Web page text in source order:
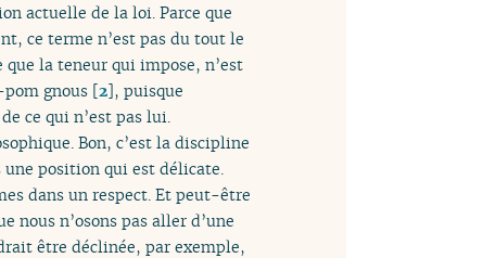
actuelle de la loi. Parce que
ce terme n’est pas du tout le
la teneur qui impose, n’est
gnous [2], puisque
ce qui n’est pas lui.
Bon, c’est la discipline
une position qui est délicate.
dans un respect. Et peut-être
n’osons pas aller d’une
être déclinée, par exemple,